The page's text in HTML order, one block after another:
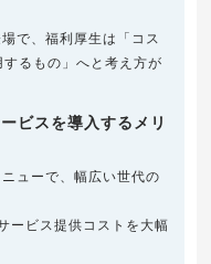
で、福利厚生は「コス
るもの」へと考え方が
ビスを導入するメリ
ューで、幅広い世代の
ービス提供コストを大幅